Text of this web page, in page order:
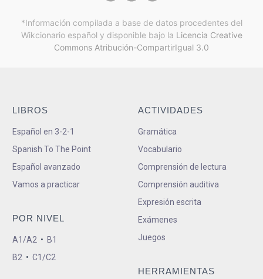
*Información compilada a base de datos procedentes del
Wikcionario español y disponible bajo la Licencia Creative
Commons Atribución-CompartirIgual 3.0
LIBROS
Español en 3-2-1
Spanish To The Point
Español avanzado
Vamos a practicar
POR NIVEL
A1/A2 • B1
B2 • C1/C2
ACTIVIDADES
Gramática
Vocabulario
Comprensión de lectura
Comprensión auditiva
Expresión escrita
Exámenes
Juegos
HERRAMIENTAS